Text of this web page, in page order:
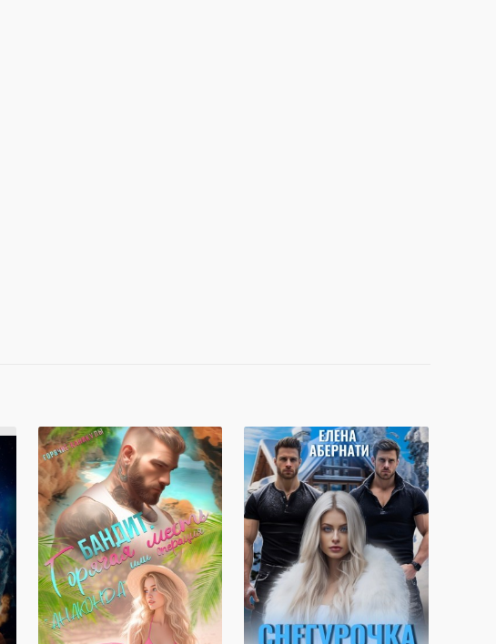
Бандит. Горячая месть, или
операция Анаконда
Елена Абернати, Злата Хард
ПОЛНОСТЬЮ
68.3K
властный герой
от ненависти до любви
очень откровенно
Снегурочка для отморозков
Елена Абернати, Злата Хард
ПОЛНОСТЬЮ
121.8K
властный герой Любовь
от ненависти до любви